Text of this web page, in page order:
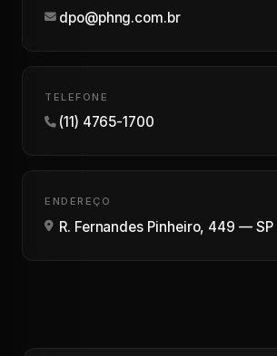
dpo@phng.com.br
TELEFONE
(11) 4765-1700
ENDEREÇO
R. Fernandes Pinheiro, 449 — SP